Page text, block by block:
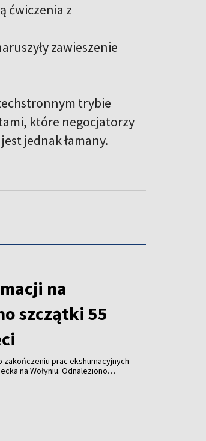
ćwiczenia z
zawieszenie
trybie
które negocjatorzy
jednak łamany.
na
szczątki 55
zakończeniu prac ekshumacyjnych
na Wołyniu. Odnaleziono